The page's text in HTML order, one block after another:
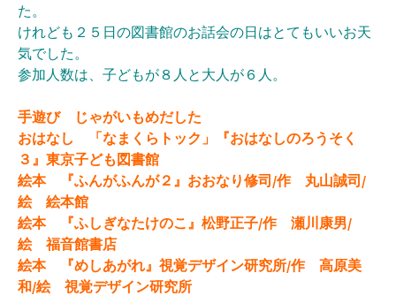
た。
けれども２５日の図書館のお話会の日はとてもいいお天
気でした。
参加人数は、子どもが８人と大人が６人。
手遊び じゃがいもめだした
おはなし 「なまくらトック」『おはなしのろうそく
３』東京子ども図書館
絵本 『ふんがふんが２』おおなり修司/作 丸山誠司/
絵 絵本館
絵本 『ふしぎなたけのこ』松野正子/作 瀬川康男/
絵 福音館書店
絵本 『めしあがれ』視覚デザイン研究所/作 高原美
和/絵 視覚デザイン研究所